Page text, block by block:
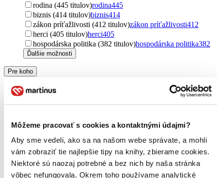
Môžeme pracovať s cookies a kontaktnými údajmi?
Aby sme vedeli, ako sa na našom webe správate, a mohli
vám zobraziť tie najlepšie tipy na knihy, zbierame cookies.
Niektoré sú naozaj potrebné a bez nich by naša stránka
vôbec nefungovala. Okrem toho používame analytické
rodina (445 titulov)rodina445
biznis (414 titulov)biznis414
zákon príťažlivosti (412 titulov)zákon príťažlivosti412
herci (405 titulov)herci405
hospodárska politika (382 titulov)hospodárska politika382
Ďalšie možnosti
Pre koho
pre ženy (856 titulov)
pre začiatočníkov (191 titulov)
pre začiatočníkov
pre rodičov (133 titulov)pre rodičov133
pre športovcov (92 titulov)pre športovcov92
new adult (60 titulov) new adult60
pre deti (54 titulov)
pre deti
54
pre študentov (52 titulov)pre študentov52